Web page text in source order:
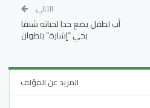
التالي
أب لطفل يضع حدا لحياته شنقا
بحي “إشارة” بتطوان
المزيد عن المؤلف